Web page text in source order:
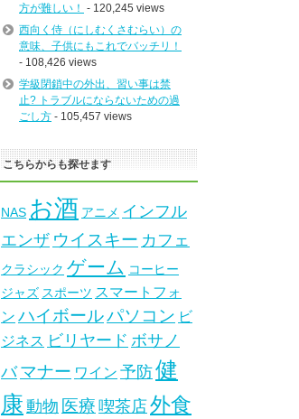
方が難しい！ - 120,245 views
西向く侍（にしむくさむらい）の
意味、子供にもこれでバッチリ！
- 108,426 views
学級閉鎖中の外出、習い事は禁
止? トラブルにならないための過
ごし方 - 105,457 views
こちらからも探せます
NAS お酒 アニメ インフル
エンザ ウイスキー カフェ
クラシック ゲーム コーヒー
ジャズ スポーツ スマートフォ
ン ハイボールパソコン ビ
ジネス ビリヤード ボサノ
バ マナー ワイン 予防健
康 動物 医療 喫茶店外食